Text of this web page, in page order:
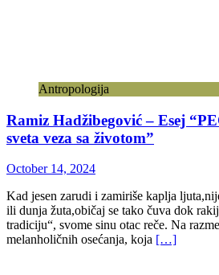
Antropologija
Ramiz Hadžibegović – Esej
sveta veza sa životom”
October 14, 2024
Kad jesen zarudi i zamiriše kaplja
ili dunja žuta,običaj se tako čuva dok
tradiciju“, svome sinu otac reče. Na
melanholičnih osećanja, koja […]